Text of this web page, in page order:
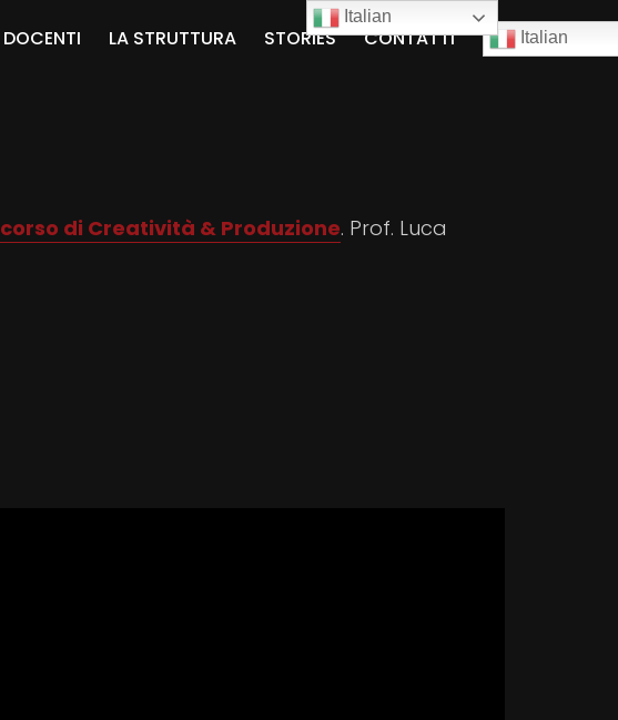
DOCENTI LA STRUTTURA STORIES CONTATTI Italian
corso di Creatività & Produzione. Prof. Luca
Italian